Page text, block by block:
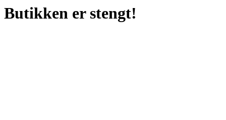
Butikken er stengt!